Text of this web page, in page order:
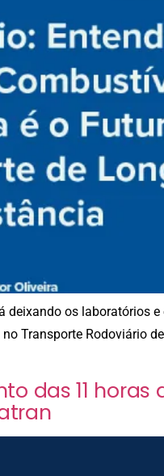
os laboratórios
Transporte Rodoviário
das 11